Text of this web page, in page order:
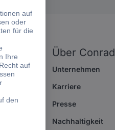
Über Conrad
Unternehmen
Karriere
Presse
Nachhaltigkeit